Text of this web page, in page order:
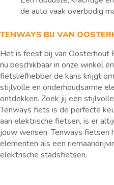
de auto vaak overbodig
TENWAYS BIJ VAN
Het is feest bij van Oosterhout
nu beschikbaar in onze winkel
fietsliefhebber de kans krijgt
stijlvolle en onderhoudsarme
ontdekken. Zoek jij een
Tenways fiets is de perfecte
aan elektrische fietsen, is er
jouw wensen. Tenways fietsen
elementen als een
elektrische stadsfietsen.